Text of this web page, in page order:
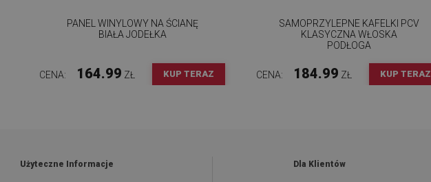
PANEL WINYLOWY NA ŚCIANĘ
BIAŁA JODEŁKA
CENA: 164.99 ZŁ KUP TERAZ
SAMOPRZYLEPNE KAFELKI PCV
KLASYCZNA WŁOSKA
PODŁOGA
CENA: 184.99 ZŁ KUP TERAZ
Użyteczne Informacje Dla Klientów